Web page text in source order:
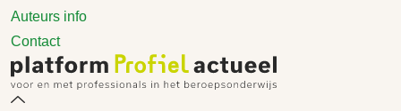
Auteurs info
Contact